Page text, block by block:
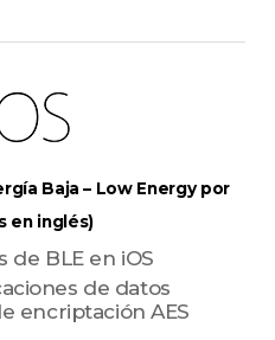
Baja – Low Energy por
en inglés)
de BLE en iOS
de datos
encriptación AES